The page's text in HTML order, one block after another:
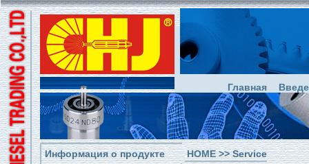
Главная
Информация о продукте HOME>> Service